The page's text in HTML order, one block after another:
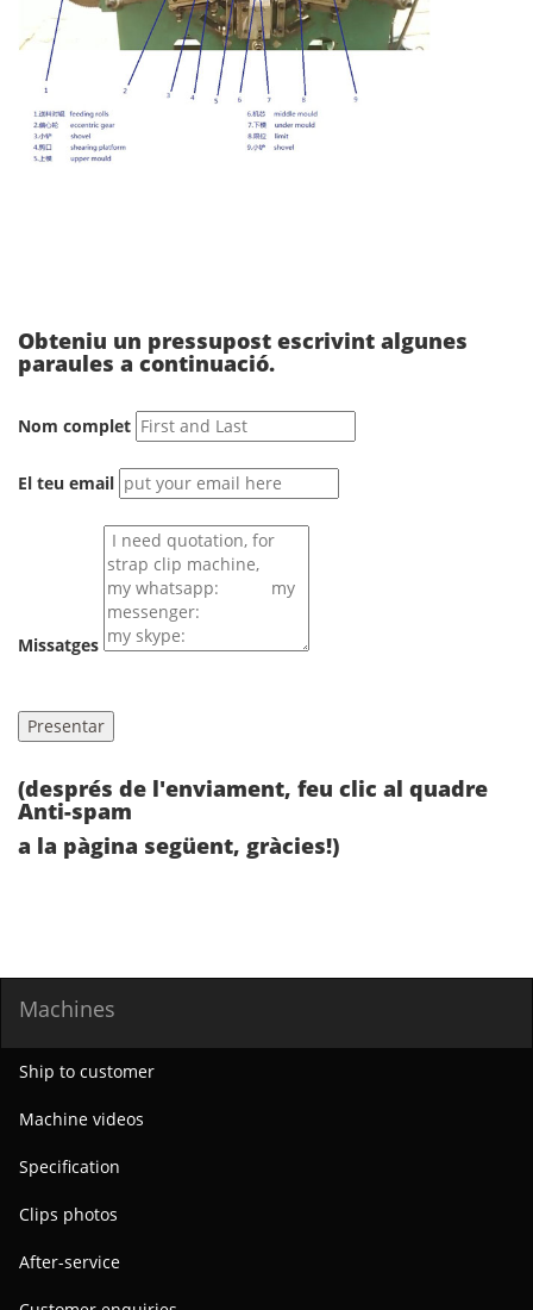
Obteniu un pressupost escrivint algunes
paraules a continuació.
Nom complet
El teu email
Missatges
(després de l'enviament, feu clic al quadre
Anti-spam
a la pàgina següent, gràcies!)
Machines
Ship to customer
Machine videos
Specification
Clips photos
After-service